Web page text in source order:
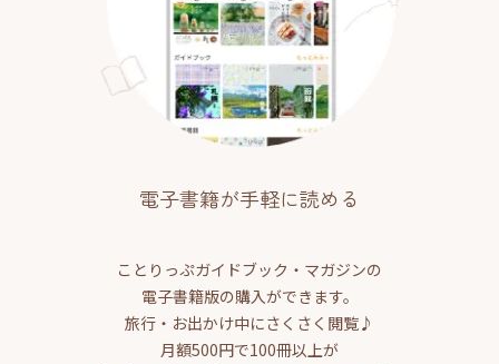
電子書籍が手軽に読める
ことりっぷガイドブック・マガジンの
電子書籍版の購入ができます。
旅行・お出かけ中にさくさく閲覧♪
月額500円で100冊以上が